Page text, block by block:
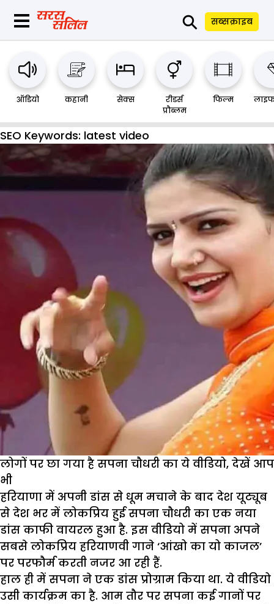
⚲ सब्सक्राइब
ऑडियो कहानी सेक्स
रीडर्स
प्रौब्लम
फिल्म
SEO Keywords: latest video
लोगों पर छा गया है सपना चौधरी का ये वीडियो, देखें आप
भी
हरियाणा में अपनी डांस से धूम मचाने के बाद देश यूट्यूब
से देश भर में लोकप्रिय हुई सपना चौधरी का एक नया
डांस काफी वायरल हुआ है. इस वीडियो में सपना अपने
सबसे लोकप्रिय हरियाणवी गाने ‘आंखो का यो काजल’
पर परफौर्म करती नजर आ रही हैं.
हाल ही में सपना ने एक डांस प्रोग्राम किया था. ये वीडियो
उसी कार्यक्रम का है. आम तौर पर सपना कई गानों पर